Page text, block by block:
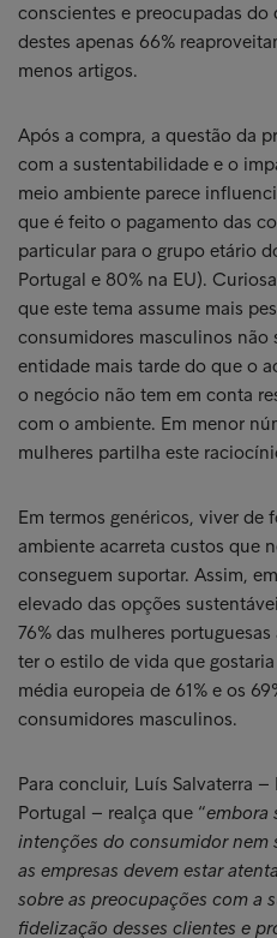
conscientes e preocupadas
destes apenas 66%
menos artigos.
Após a compra, a questão da
com a sustentabilidade e o
meio ambiente parece
que é feito o pagamento das
particular para o grupo etário
Portugal e 80% na EU).
que este tema assume mais
consumidores masculinos não
entidade mais tarde do que o
o negócio não tem em conta
com o ambiente. Em menor
mulheres partilha este
Em termos genéricos, viver de
ambiente acarreta custos que
conseguem suportar. Assim,
elevado das opções
76% das mulheres
ter o estilo de vida que
média europeia de 61% e os
consumidores masculinos.
Para concluir, Luís Salvaterra
Portugal – realça que “embora
intenções do consumidor nem
as empresas devem estar
sobre as preocupações com a
fidelização desses clientes e